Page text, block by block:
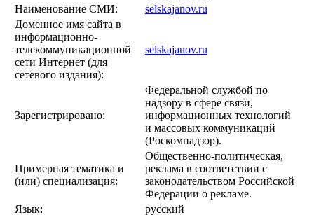
Наименование СМИ:
selskajanov.ru
Доменное имя сайта в
информационно-
телекоммуникационной
сети Интернет (для
сетевого издания):
selskajanov.ru
Зарегистрировано:
Федеральной службой по
надзору в сфере связи,
информационных технологий
и массовых коммуникаций
(Роскомнадзор).
Примерная тематика и
(или) специализация:
Общественно-политическая,
реклама в соответствии с
законодательством Российской
Федерации о рекламе.
Язык:
русский